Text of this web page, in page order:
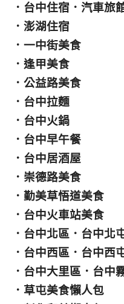
． 台中住宿 ． 汽車旅
． 澎湖住宿
． 一中街美食
． 逢甲美食
． 公益路美食
． 台中拉麵
． 台中火鍋
． 台中早午餐
． 台中居酒屋
． 崇德路美食
． 勤美草悟道美食
． 台中火車站美食
． 台中北區 ． 台中北
． 台中西區 ． 台中西
． 台中大里區 ． 台中
． 草屯美食懶人包